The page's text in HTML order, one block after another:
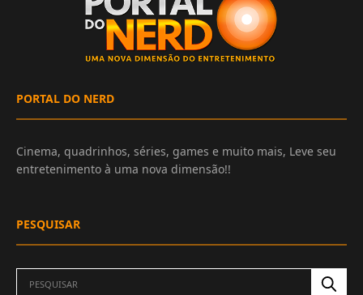
PORTAL DO NERD
Cinema, quadrinhos, séries, games e muito mais, Leve seu
entretenimento à uma nova dimensão!!
PESQUISAR